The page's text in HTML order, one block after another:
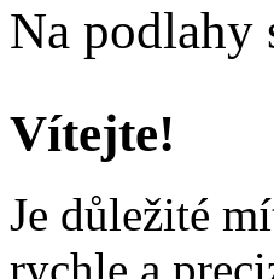
Na podlahy
Vítejte!
Je důležité
rychle a